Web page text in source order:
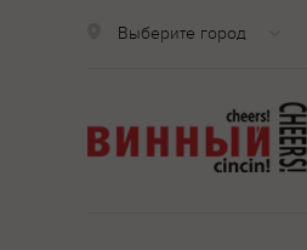
Выберите город